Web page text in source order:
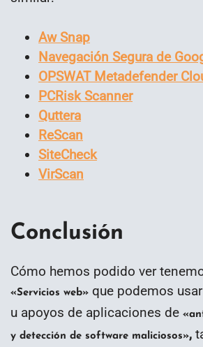
Aw Snap
Navegación Segura de
OPSWAT Metadefender
PCRisk Scanner
Quttera
ReScan
SiteCheck
VirScan
Conclusión
Cómo hemos podido ver
«Servicios web» que podemos
u apoyos de aplicaciones de
y detección de software maliciosos»,